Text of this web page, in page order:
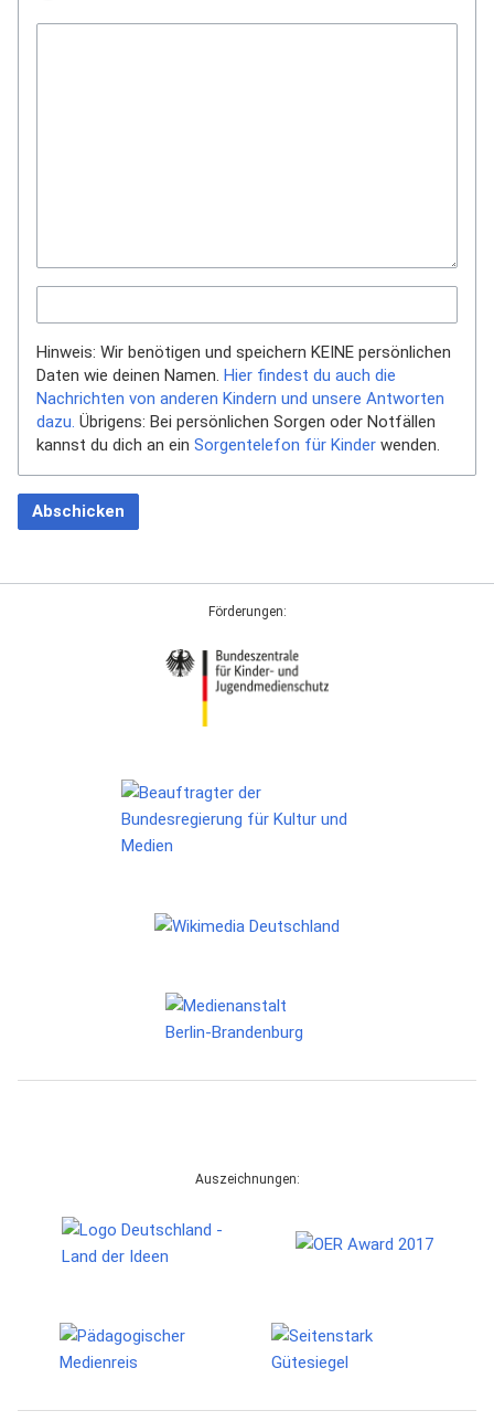
Hinweis: Wir benötigen und speichern KEINE persönlichen
Daten wie deinen Namen. Hier findest du auch die
Nachrichten von anderen Kindern und unsere Antworten
dazu. Übrigens: Bei persönlichen Sorgen oder Notfällen
kannst du dich an ein Sorgentelefon für Kinder wenden.
Abschicken
Förderungen:
Auszeichnungen: